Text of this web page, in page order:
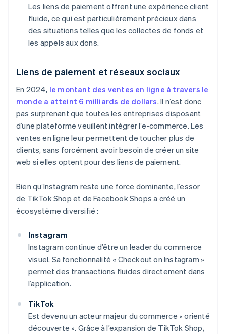
Les liens de paiement offrent une expérience client
fluide, ce qui est particulièrement précieux dans
des situations telles que les collectes de fonds et
les appels aux dons.
Liens de paiement et réseaux sociaux
En 2024, le montant des ventes en ligne à travers le
monde a atteint 6 milliards de dollars. Il n’est donc
pas surprenant que toutes les entreprises disposant
d’une plateforme veuillent intégrer l’e-commerce. Les
ventes en ligne leur permettent de toucher plus de
clients, sans forcément avoir besoin de créer un site
web si elles optent pour des liens de paiement.
Bien qu’Instagram reste une force dominante, l’essor
de TikTok Shop et de Facebook Shops a créé un
écosystème diversifié :
Instagram
Instagram continue d’être un leader du commerce
visuel. Sa fonctionnalité « Checkout on Instagram »
permet des transactions fluides directement dans
l’application.
TikTok
Est devenu un acteur majeur du commerce « orienté
découverte ». Grâce à l’expansion de TikTok Shop,